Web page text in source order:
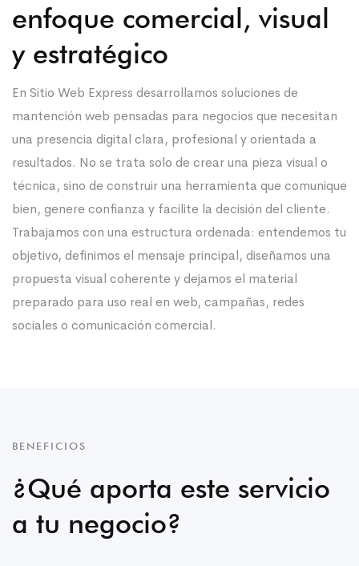
enfoque comercial, visual
y estratégico
En Sitio Web Express desarrollamos soluciones de
mantención web pensadas para negocios que necesitan
una presencia digital clara, profesional y orientada a
resultados. No se trata solo de crear una pieza visual o
técnica, sino de construir una herramienta que comunique
bien, genere confianza y facilite la decisión del cliente.
Trabajamos con una estructura ordenada: entendemos tu
objetivo, definimos el mensaje principal, diseñamos una
propuesta visual coherente y dejamos el material
preparado para uso real en web, campañas, redes
sociales o comunicación comercial.
BENEFICIOS
¿Qué aporta este servicio
a tu negocio?